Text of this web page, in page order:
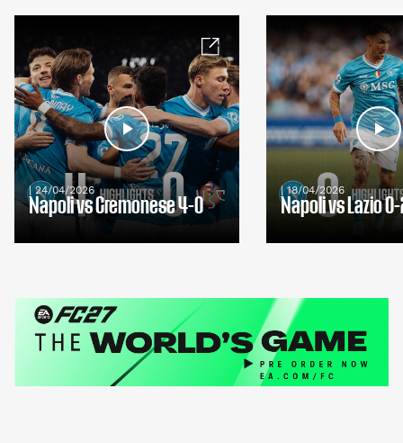
| 24/04/2026
Napoli vs Cremonese 4-0
| 18/04/2026
Napoli vs Lazio